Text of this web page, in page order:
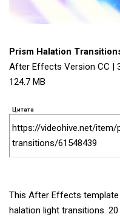
Prism Halation
After Effects Version CC |
124.7 MB
Цитата
https://videohive.net/item/
transitions/61548439
This After Effects
halation light transitions.